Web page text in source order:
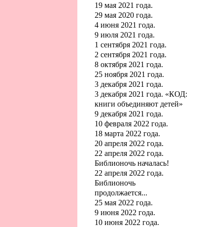
19 мая 2021 года.
29 мая 2020 года.
4 июня 2021 года.
9 июля 2021 года.
1 сентября 2021 года.
2 сентября 2021 года.
8 октября 2021 года.
25 ноября 2021 года.
3 декабря 2021 года.
3 декабря 2021 года. «КОД:
книги объединяют детей»
9 декабря 2021 года.
10 февраля 2022 года.
18 марта 2022 года.
20 апреля 2022 года.
22 апреля 2022 года.
Библионочь началась!
22 апреля 2022 года.
Библионочь
продолжается...
25 мая 2022 года.
9 июня 2022 года.
10 июня 2022 года.